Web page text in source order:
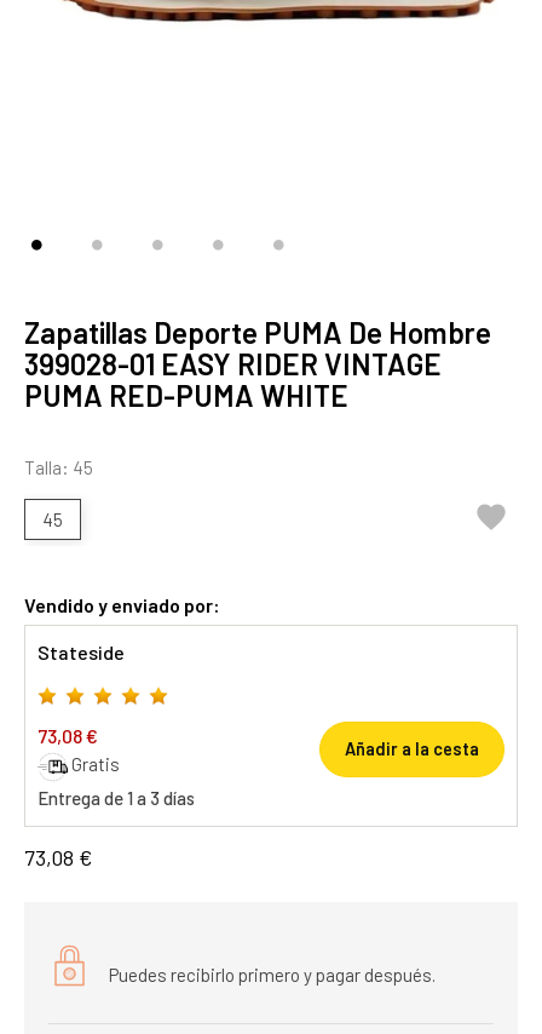
Zapatillas Deporte PUMA De Hombre
399028-01 EASY RIDER VINTAGE
PUMA RED-PUMA WHITE
Talla: 45
45 
Vendido y enviado por:
Stateside
73,08 €
Gratis
Entrega de 1 a 3 días
Añadir a la cesta
73,08 €
Puedes recibirlo primero y pagar después.